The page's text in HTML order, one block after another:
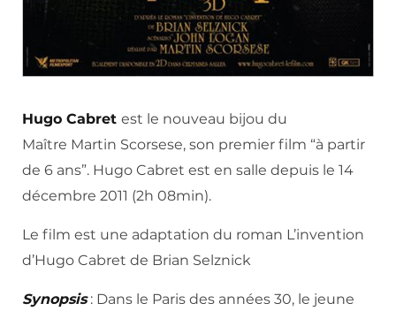
Hugo Cabret est le nouveau bijou du
Maître Martin Scorsese, son premier film “à partir
de 6 ans”. Hugo Cabret est en salle depuis le 14
décembre 2011 (2h 08min).
Le film est une adaptation du roman L’invention
d’Hugo Cabret de Brian Selznick
Synopsis: Dans le Paris des années 30, le jeune